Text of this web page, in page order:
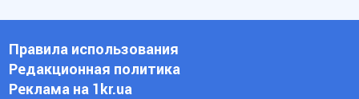
Правила использования
Редакционная политика
Реклама на 1kr.ua